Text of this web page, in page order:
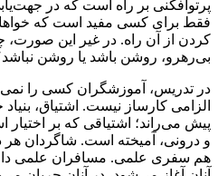
پرتوافکنی بر راه است که در
فقط برای کسی مفید است که
کردن از آن راه. در غیر این صورت،
بی‌رهرو، روشن باشد یا روشن
در تدریس، آموزشگران کسی را
الزامی کارساز نیست. اشتیاق،
پیش می‌راند؛ اشتیاقی که بر
و درونی، آمیخته است. شاگردان
هم سفری علمی. مسافران علمی